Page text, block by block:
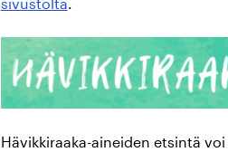
Hävikkiraaka-aineiden etsintä